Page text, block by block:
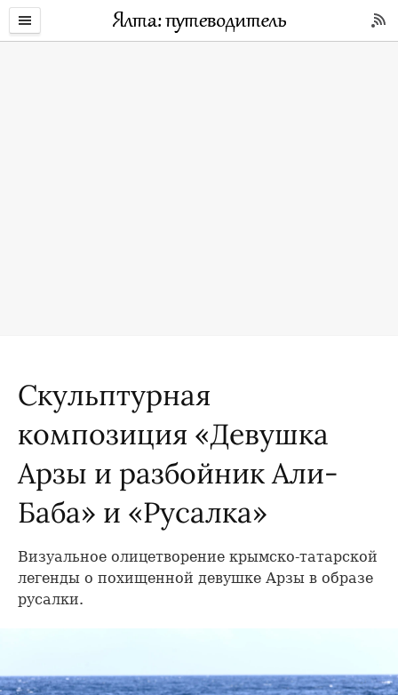
Скульптурная
композиция «Девушка
Арзы и разбойник Али-
Баба» и «Русалка»
Визуальное олицетворение крымско-татарской
легенды о похищенной девушке Арзы в образе
русалки.